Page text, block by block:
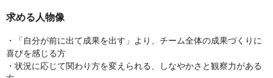
求める人物像
・「自分が前に出て成果を出す」より、チーム全体の成果づくりに
喜びを感じる方
・状況に応じて関わり方を変えられる、しなやかさと観察力がある